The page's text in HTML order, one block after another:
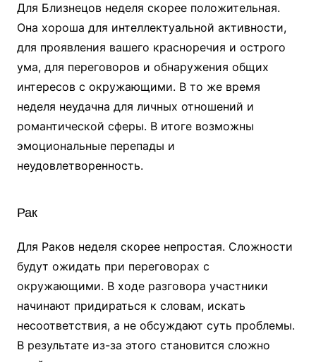
Для Близнецов неделя скорее положительная.
Она хороша для интеллектуальной активности,
для проявления вашего красноречия и острого
ума, для переговоров и обнаружения общих
интересов с окружающими. В то же время
неделя неудачна для личных отношений и
романтической сферы. В итоге возможны
эмоциональные перепады и
неудовлетворенность.
Рак
Для Раков неделя скорее непростая. Сложности
будут ожидать при переговорах с
окружающими. В ходе разговора участники
начинают придираться к словам, искать
несоответствия, а не обсуждают суть проблемы.
В результате из-за этого становится сложно